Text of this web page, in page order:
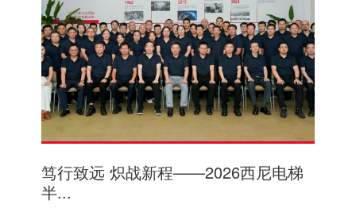
笃行致远 炽战新程——2026西尼电梯
半...